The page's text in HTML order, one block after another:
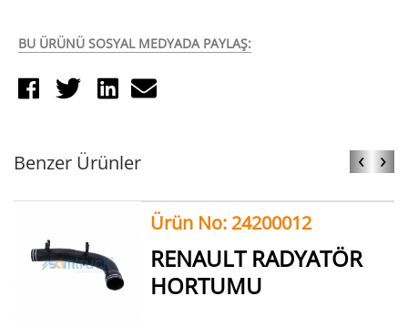
BU ÜRÜNÜ SOSYAL MEDYADA PAYLAŞ:
Benzer Ürünler ‹ ›
Ürün No: 24200012
RENAULT RADYATÖR
HORTUMU